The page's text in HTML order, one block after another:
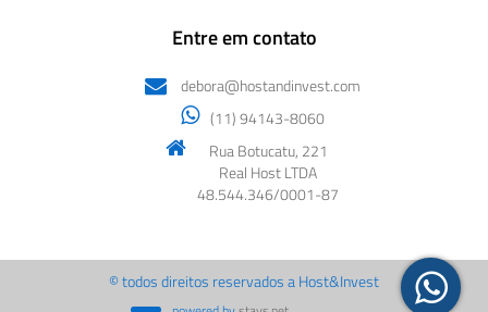
Entre em contato
debora@hostandinvest.com
(11) 94143-8060
Rua Botucatu, 221
Real Host LTDA
48.544.346/0001-87
© todos direitos reservados a Host&Invest